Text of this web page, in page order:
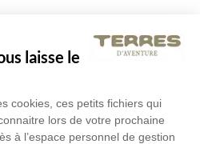
laisse le
cookies, ces petits fichiers qui
lors de votre prochaine
à l’espace personnel de gestion